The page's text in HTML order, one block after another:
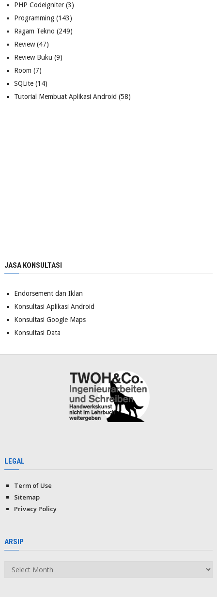
PHP Codeigniter(3)
Programming(143)
Ragam Tekno (249)
Review(47)
Review Buku (9)
Room (7)
SQLite(14)
Tutorial Membuat Aplikasi Android (58)
JASA KONSULTASI
Endorsement dan Iklan
Konsultasi Aplikasi Android
Konsultasi Google Maps
Konsultasi Data
LEGAL
Term of Use
Sitemap
Privacy Policy
ARSIP
Arsip